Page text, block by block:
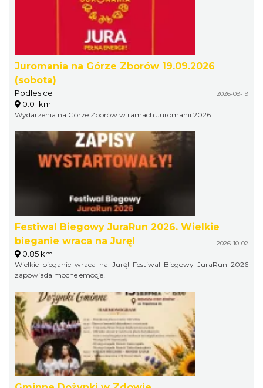
Juromania na Górze Zborów 19.09.2026
(sobota)
Podlesice 2026-09-19
0.01 km
Wydarzenia na Górze Zborów w ramach Juromanii 2026.
Festiwal Biegowy JuraRun 2026. Wielkie
bieganie wraca na Jurę!
2026-10-02
0.85 km
Wielkie bieganie wraca na Jurę! Festiwal Biegowy JuraRun 2026
zapowiada mocne emocje!